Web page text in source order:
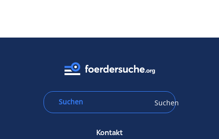
Suchen
Kontakt